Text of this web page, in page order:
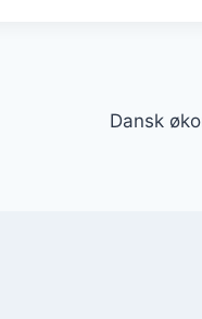
Dansk